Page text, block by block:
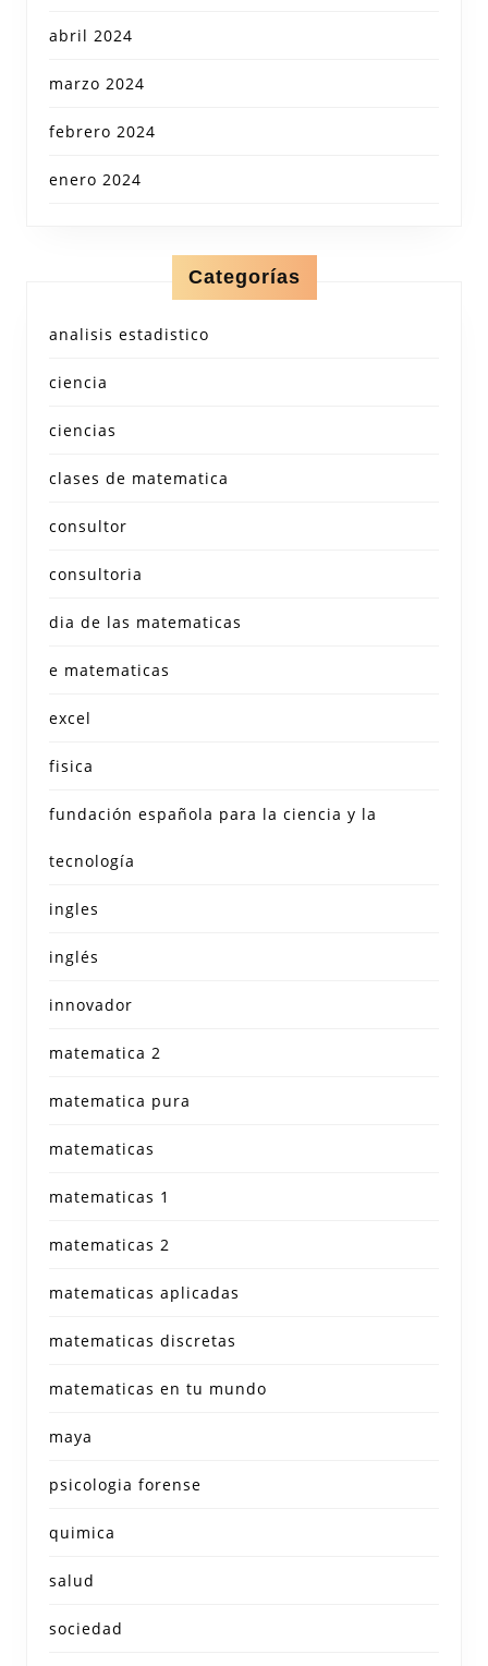
abril 2024
marzo 2024
febrero 2024
enero 2024
Categorías
analisis estadistico
ciencia
ciencias
clases de matematica
consultor
consultoria
dia de las matematicas
e matematicas
excel
fisica
fundación española para la ciencia y la
tecnología
ingles
inglés
innovador
matematica 2
matematica pura
matematicas
matematicas 1
matematicas 2
matematicas aplicadas
matematicas discretas
matematicas en tu mundo
maya
psicologia forense
quimica
salud
sociedad